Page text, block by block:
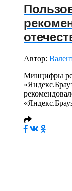
Автор:
Минцифры